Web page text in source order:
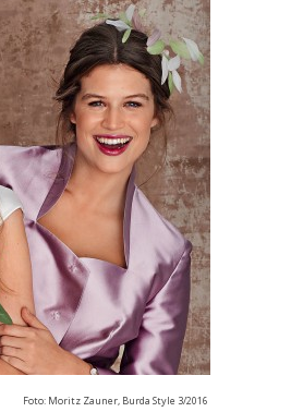
Foto: Moritz Zauner, Burda Style 3/2016